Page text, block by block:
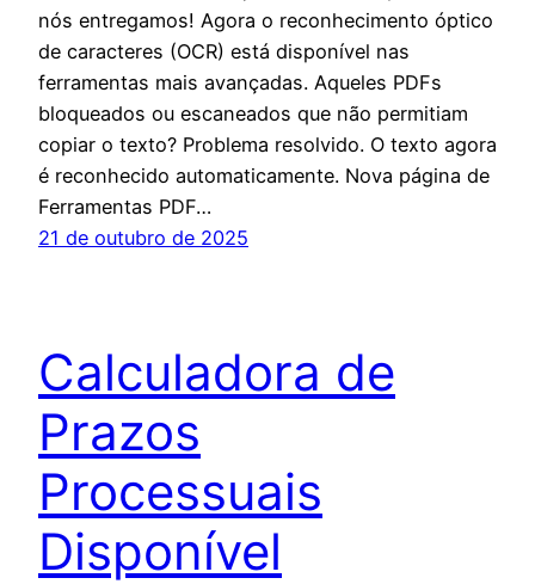
nós entregamos! Agora o reconhecimento óptico
de caracteres (OCR) está disponível nas
ferramentas mais avançadas. Aqueles PDFs
bloqueados ou escaneados que não permitiam
copiar o texto? Problema resolvido. O texto agora
é reconhecido automaticamente. Nova página de
Ferramentas PDF…
21 de outubro de 2025
Calculadora de
Prazos
Processuais
Disponível